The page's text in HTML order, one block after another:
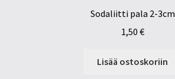
Sodaliitti pala 2-3cm
1,50 €
Lisää ostoskoriin